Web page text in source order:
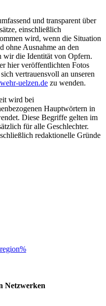
und transparent über
einschließlich
wird, wenn die Situation
ohne Ausnahme an den
wir die Identität von Opfern.
hier veröffentlichten Fotos
vertrauensvoll an unseren
uelzen.de zu wenden.
wird bei
Hauptwörtern in
Diese Begriffe gelten im
für alle Geschlechter.
redaktionelle Gründe
Netzwerken